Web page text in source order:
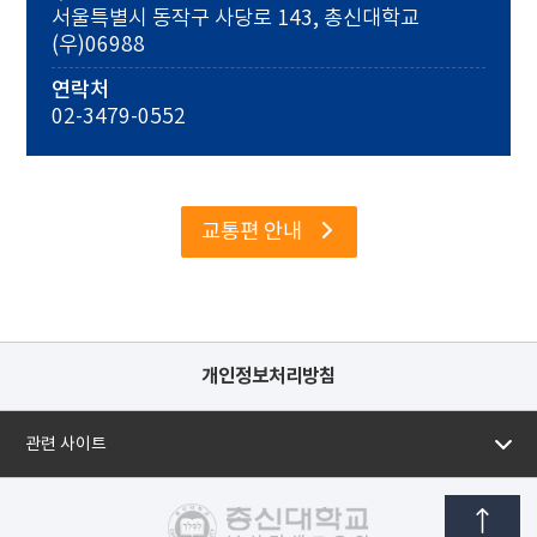
서울특별시 동작구 사당로 143, 총신대학교
(우)06988
연락처
02-3479-0552
교통편 안내
개인정보처리방침
관련 사이트